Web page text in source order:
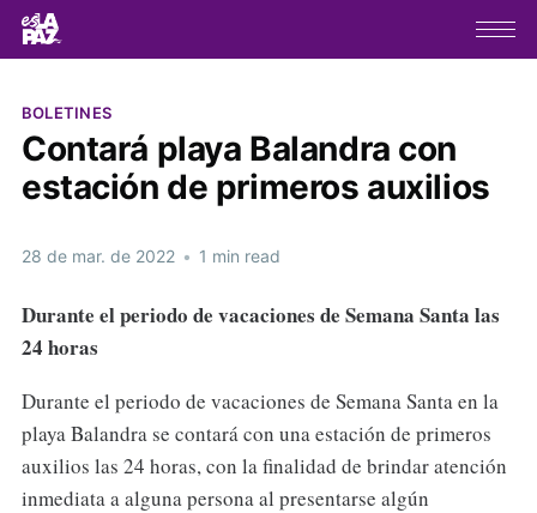
BOLETINES
Contará playa Balandra con
estación de primeros auxilios
28 de mar. de 2022 • 1 min read
Durante el periodo de vacaciones de Semana Santa las
24 horas
Durante el periodo de vacaciones de Semana Santa en la
playa Balandra se contará con una estación de primeros
auxilios las 24 horas, con la finalidad de brindar atención
inmediata a alguna persona al presentarse algún